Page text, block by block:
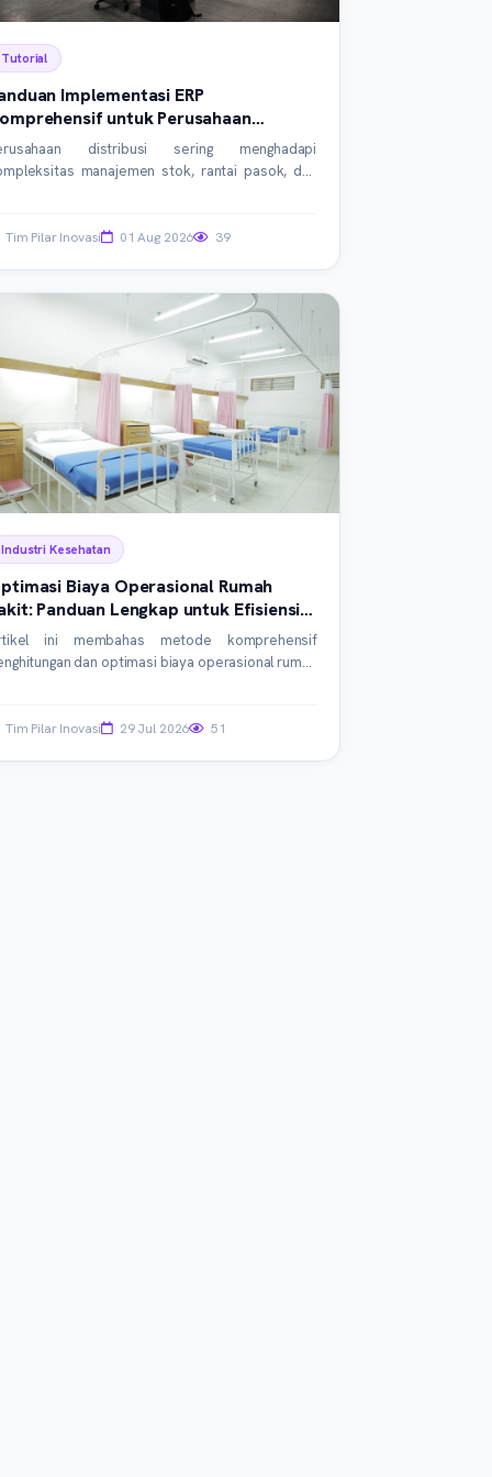
Tutorial
Implementasi ERP
untuk Perusahaan
Modern
distribusi sering menghadapi
manajemen stok, rantai pasok, dan
teknologi, dan praktik terbaik untuk
Tim Pilar Inovasi 01 Aug 2026 39
Industri Kesehatan
Biaya Operasional Rumah
Panduan Lengkap untuk Efisiensi
ini membahas metode komprehensif
dan optimasi biaya operasional rumah
praktis ini ditujukan bagi manajer
Tim Pilar Inovasi 29 Jul 2026 51